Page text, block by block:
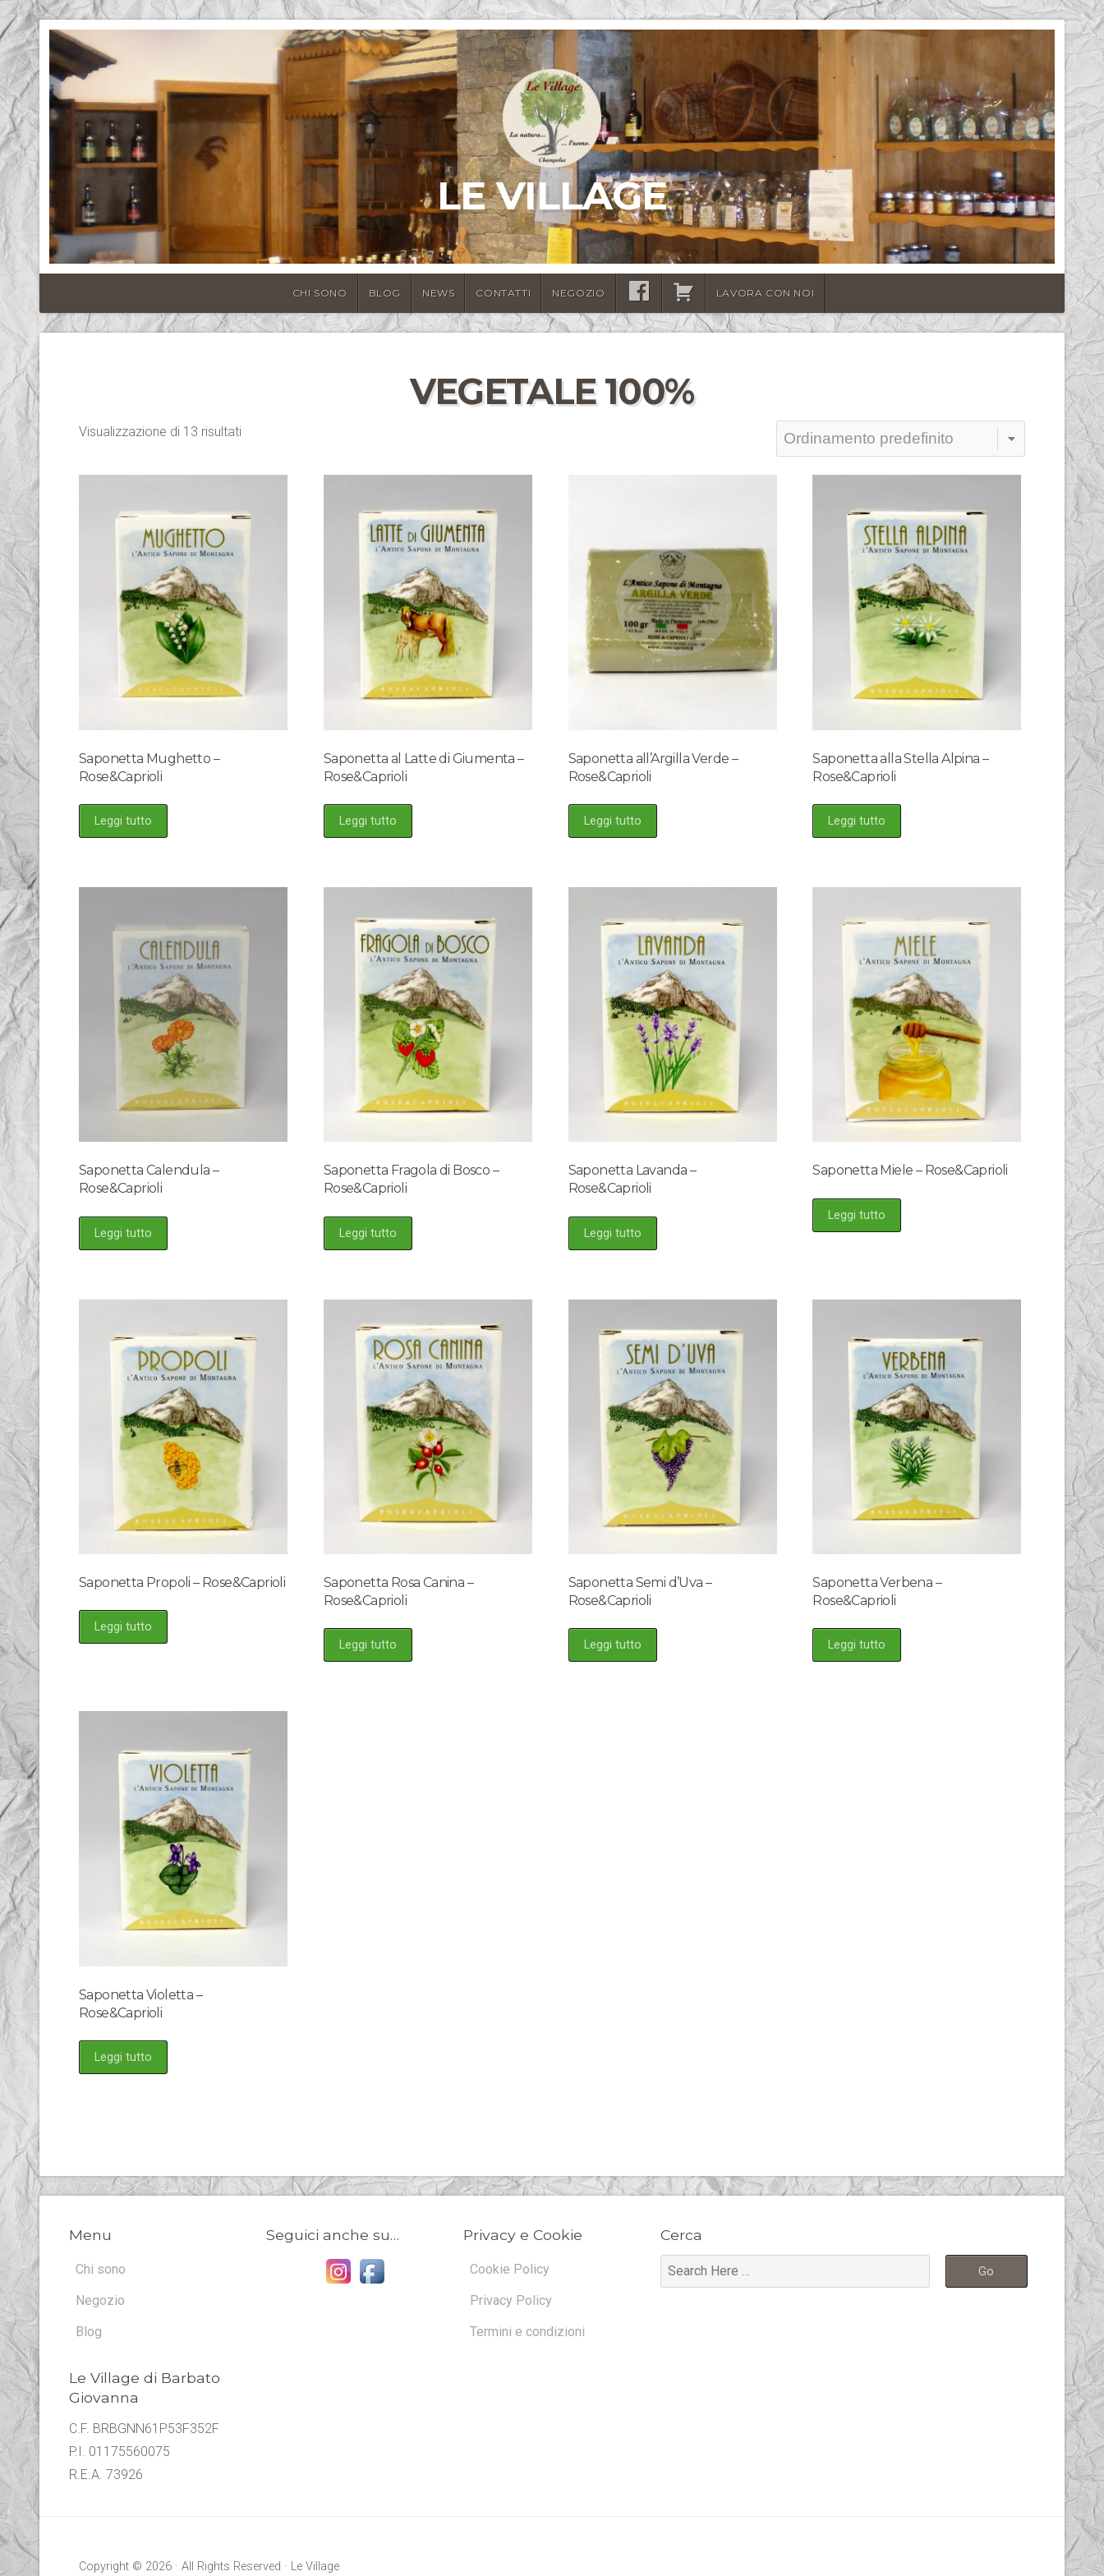
LE VILLAGE
CHI SONO BLOG NEWS CONTATTI NEGOZIO SEGUICI
SU
CARRELLOLAVORA CON NOI
VEGETALE 100%
Visualizzazione di 13 risultati
Saponetta Mughetto –
Rose&Caprioli
Leggi tutto
Saponetta al Latte di Giumenta –
Rose&Caprioli
Leggi tutto
Saponetta all’Argilla Verde –
Rose&Caprioli
Leggi tutto
Saponetta alla Stella Alpina –
Rose&Caprioli
Leggi tutto
Saponetta Calendula –
Rose&Caprioli
Leggi tutto
Saponetta Fragola di Bosco –
Rose&Caprioli
Leggi tutto
Saponetta Lavanda –
Rose&Caprioli
Leggi tutto
Saponetta Miele – Rose&Caprioli
Leggi tutto
Saponetta Propoli – Rose&Caprioli
Leggi tutto
Saponetta Rosa Canina –
Rose&Caprioli
Leggi tutto
Saponetta Semi d’Uva –
Rose&Caprioli
Leggi tutto
Saponetta Verbena –
Rose&Caprioli
Leggi tutto
Saponetta Violetta –
Rose&Caprioli
Leggi tutto
Menu
Chi sono
Negozio
Blog
Seguici anche su… Privacy e Cookie
Cookie Policy
Privacy Policy
Termini e condizioni
Cerca
Le Village di Barbato
Giovanna
C.F. BRBGNN61P53F352F
P.I. 01175560075
R.E.A. 73926
Copyright © 2026 · All Rights Reserved · Le Village